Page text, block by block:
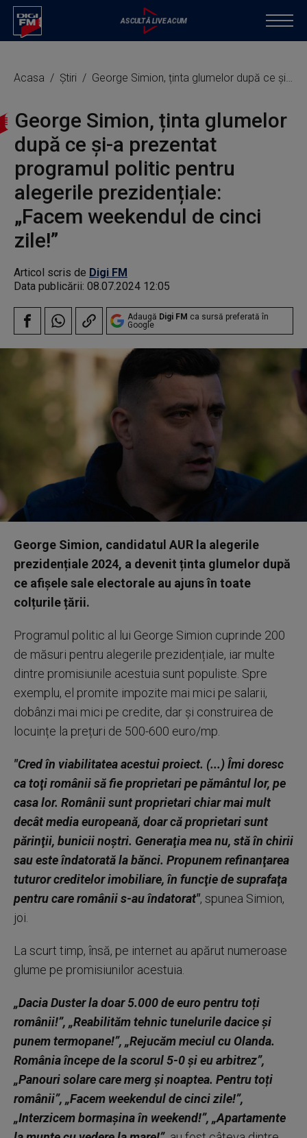
Acasa Știri George Simion, ținta glumelor după ce și-a prezentat programul politic pentru alegerile prezidențiale: „Facem weekendul de cinci zile!”
George Simion, ținta glumelor
după ce și-a prezentat
programul politic pentru
alegerile prezidențiale:
„Facem weekendul de cinci
zile!”
Articol scris de Digi FM
Data publicării: 08.07.2024 12:05
Adaugă Digi FM ca sursă preferată în
Google
George Simion, candidatul AUR la alegerile
prezidențiale 2024, a devenit ținta glumelor după
ce afișele sale electorale au ajuns în toate
colțurile țării.
Programul politic al lui George Simion cuprinde 200
de măsuri pentru alegerile prezidențiale, iar multe
dintre promisiunile acestuia sunt populiste. Spre
exemplu, el promite impozite mai mici pe salarii,
dobânzi mai mici pe credite, dar și construirea de
locuințe la prețuri de 500-600 euro/mp.
"Cred în viabilitatea acestui proiect. (...) Îmi doresc
ca toţi românii să fie proprietari pe pământul lor, pe
casa lor. Românii sunt proprietari chiar mai mult
decât media europeană, doar că proprietari sunt
părinţii, bunicii noştri. Generaţia mea nu, stă în chirii
sau este îndatorată la bănci. Propunem refinanţarea
tuturor creditelor imobiliare, în funcţie de suprafaţa
pentru care românii s-au îndatorat", spunea Simion,
joi.
La scurt timp, însă, pe internet au apărut numeroase
glume pe promisiunilor acestuia.
„Dacia Duster la doar 5.000 de euro pentru toți
românii!”, „Reabilităm tehnic tunelurile dacice și
punem termopane!”, „Rejucăm meciul cu Olanda.
România începe de la scorul 5-0 și eu arbitrez”,
„Panouri solare care merg și noaptea. Pentru toți
românii”, „Facem weekendul de cinci zile!”,
„Interzicem bormașina în weekend!”, „Apartamente